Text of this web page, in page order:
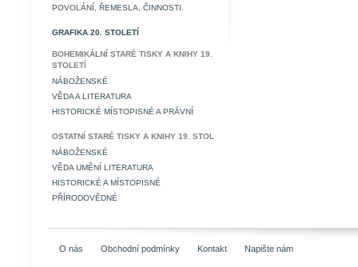
POVOLÁNÍ, ŘEMESLA, ČINNOSTI.
GRAFIKA 20. STOLETÍ
BOHEMIKÁLNÍ STARÉ TISKY A KNIHY 19.
STOLETÍ
NÁBOŽENSKÉ
VĚDA A LITERATURA
HISTORICKÉ MÍSTOPISNÉ A PRÁVNÍ
OSTATNÍ STARÉ TISKY A KNIHY 19. STOL
NÁBOŽENSKÉ
VĚDA UMĚNÍ LITERATURA
HISTORICKÉ A MÍSTOPISNÉ
PŘÍRODOVĚDNÉ
O nás Obchodní podmínky Kontakt Napište nám